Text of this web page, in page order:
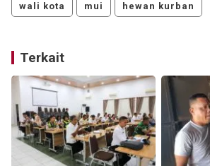
wali kota mui hewan kurban
Terkait